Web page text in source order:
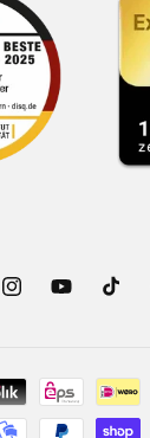
InstagramYouTubeTikTok